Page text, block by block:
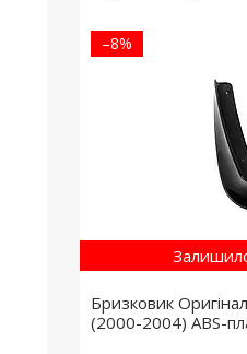
–8%
Бризковик
(2000-2004) ABS-